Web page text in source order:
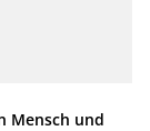
Mensch und